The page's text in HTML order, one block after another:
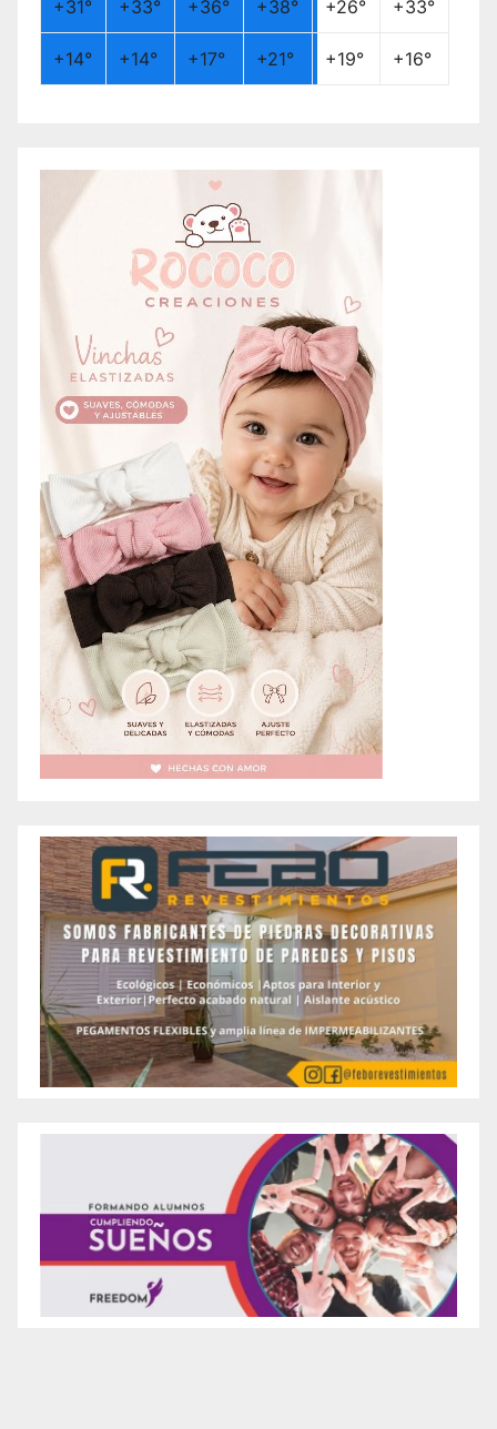
+31° +33° +36° +38° +26° +33°
+14° +14° +17° +21° +19° +16°